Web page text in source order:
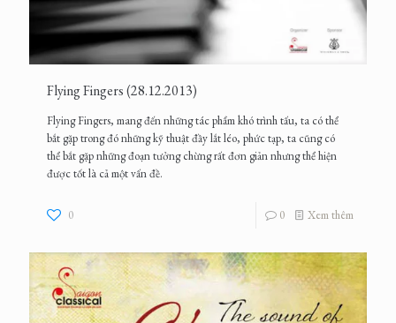
Flying Fingers (28.12.2013)
Flying Fingers, mang đến những tác phẩm khó trình tấu, ta có thể
bắt gặp trong đó những kỹ thuật đầy lắt léo, phức tạp, ta cũng có
thể bắt gặp những đoạn tưởng chừng rất đơn giản nhưng thể hiện
được tốt là cả một vấn đề.
0 0 Xem thêm